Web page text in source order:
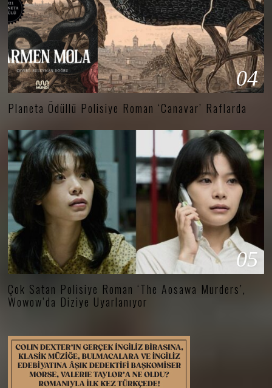
04
Planeta Ödüllü Polisiye Roman ‘Canavar’ Raflarda
05
Çok Satan Polisiye Roman ‘The Aosawa Murders’,
Wowow’da Diziye Uyarlanıyor